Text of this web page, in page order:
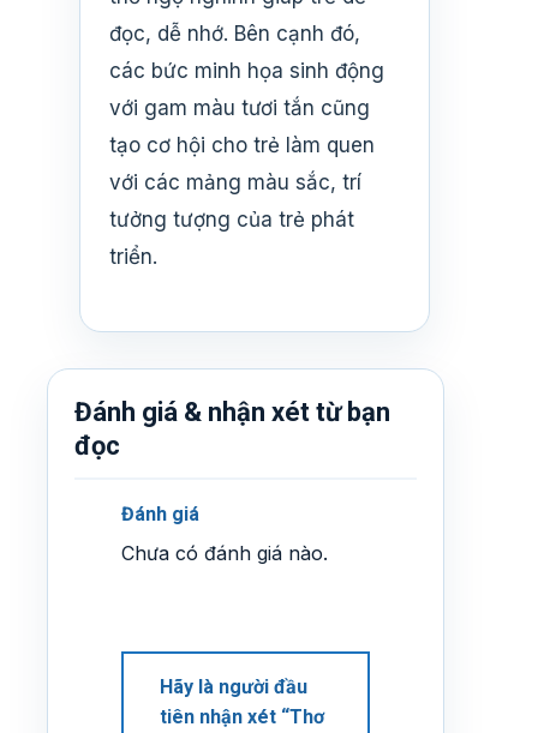
đọc, dễ nhớ. Bên cạnh đó,
các bức minh họa sinh động
với gam màu tươi tắn cũng
tạo cơ hội cho trẻ làm quen
với các mảng màu sắc, trí
tưởng tượng của trẻ phát
triển.
Đánh giá & nhận xét từ bạn
đọc
Đánh giá
Chưa có đánh giá nào.
Hãy là người đầu
tiên nhận xét “Thơ